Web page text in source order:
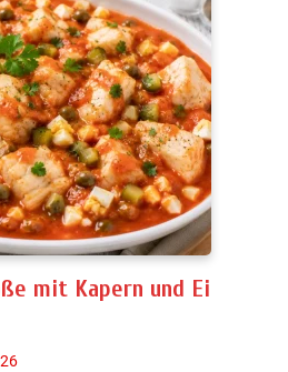
mit Kapern und Ei